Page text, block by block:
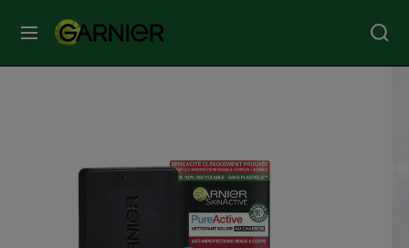
MENU
SOINS
CHEVEUX